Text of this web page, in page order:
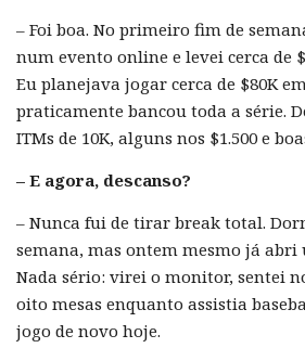
– Foi boa. No primeiro fim de
num evento online e levei cerca de
Eu planejava jogar cerca de $80K
praticamente bancou toda a série.
ITMs de 10K, alguns nos $1.500 e
– E agora, descanso?
– Nunca fui de tirar break total.
semana, mas ontem mesmo já abri
Nada sério: virei o monitor, sentei
oito mesas enquanto assistia
jogo de novo hoje.